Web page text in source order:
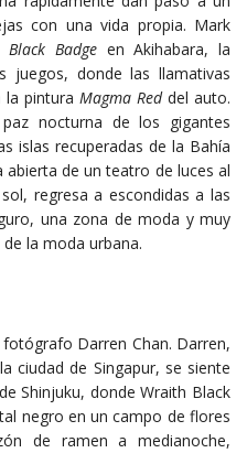
con una vida propia. Mark
Black Badgeen Akihabara, la
juegos, donde las llamativas
la pintura Magma Reddel auto.
nocturna de los gigantes
islas recuperadas de la Bahía
de un teatro de luces al
regresa a escondidas a las
una zona de moda y muy
la moda urbana.
Darren Chan. Darren,
ciudad de Singapur, se siente
Shinjuku, donde Wraith Black
negro en un campo de flores
de ramen a medianoche,